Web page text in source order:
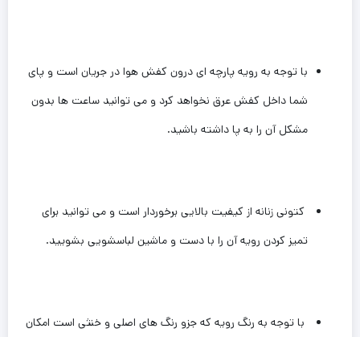
با توجه به رویه پارچه ای درون کفش هوا در جریان است و پای
شما داخل کفش عرق نخواهد کرد و می توانید ساعت ها بدون
‌مشکل آن را به پا داشته باشید.
کتونی زنانه از کیفیت بالایی برخوردار است و می توانید برای
تمیز کردن رویه آن را با دست و ماشین لباسشویی بشویید.
با توجه به رنگ رویه که جزو رنگ های اصلی و خنثی است امکان